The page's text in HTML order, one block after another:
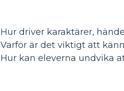
Hur driver karaktärer,
Varför är det viktigt att
Hur kan eleverna undvika